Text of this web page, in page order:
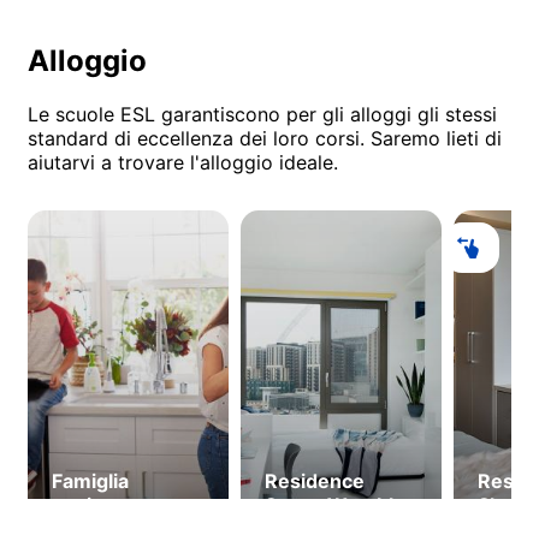
Alloggio
Le scuole ESL garantiscono per gli alloggi gli stessi
standard di eccellenza dei loro corsi. Saremo lieti di
aiutarvi a trovare l'alloggio ideale.
Famiglia
ospitante
Residence
Scape Wembley